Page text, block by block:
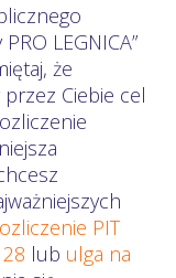
LEGNICA”
że
Ciebie cel
PIT
28 lub ulga na